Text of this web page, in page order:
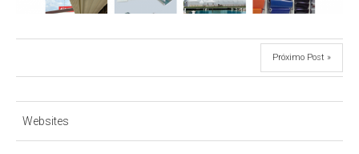
Próximo Post »
Websites